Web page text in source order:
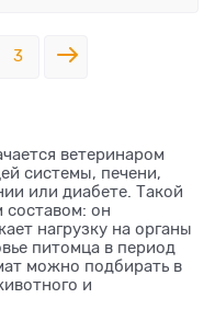
3
ветеринаром
системы, печени,
или диабете. Такой
составом: он
нагрузку на органы
питомца в период
можно подбирать в
и